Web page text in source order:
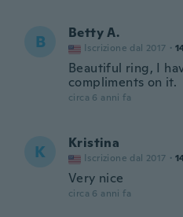
B Betty A.
Iscrizione dal 2017 ·
Beautiful ring, I
compliments on it.
circa 6 anni fa
K Kristina
Iscrizione dal 2017 ·
Very nice
circa 6 anni fa